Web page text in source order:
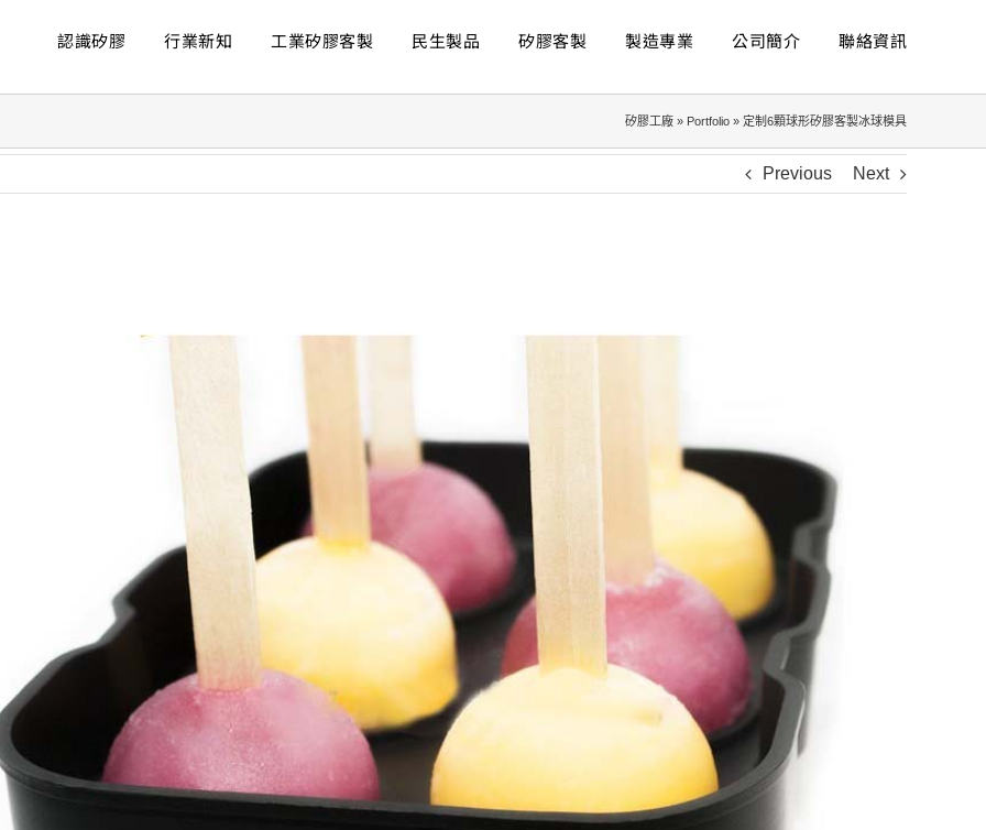
認識矽膠 行業新知 工業矽膠客製 民生製品 矽膠客製 製造專業 公司簡介 聯絡資訊
矽膠工廠 » Portfolio » 定制6顆球形矽膠客製冰球模具
Previous Next